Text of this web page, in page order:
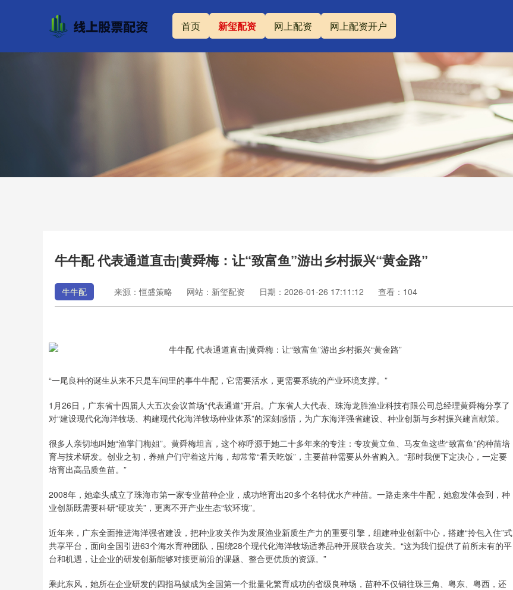
首页 新玺配资 网上配资 网上配资开户
牛牛配 代表通道直击|黄舜梅：让“致富鱼”游出乡村振兴“黄金路”
牛牛配 来源：恒盛策略 网站：新玺配资 日期：2026-01-26 17:11:12 查看：104
“一尾良种的诞生从来不只是车间里的事牛牛配，它需要活水，更需要系统的产业环境支撑。”
1月26日，广东省十四届人大五次会议首场“代表通道”开启。广东省人大代表、珠海龙胜渔业科技有限公司总经理黄舜梅分享了
对“建设现代化海洋牧场、构建现代化海洋牧场种业体系”的深刻感悟，为广东海洋强省建设、种业创新与乡村振兴建言献策。
很多人亲切地叫她“渔掌门梅姐”。黄舜梅坦言，这个称呼源于她二十多年来的专注：专攻黄立鱼、马友鱼这些“致富鱼”的种苗培
育与技术研发。创业之初，养殖户们守着这片海，却常常“看天吃饭”，主要苗种需要从外省购入。“那时我便下定决心，一定要
培育出高品质鱼苗。”
2008年，她牵头成立了珠海市第一家专业苗种企业，成功培育出20多个名特优水产种苗。一路走来牛牛配，她愈发体会到，种
业创新既需要科研“硬攻关”，更离不开产业生态“软环境”。
近年来，广东全面推进海洋强省建设，把种业攻关作为发展渔业新质生产力的重要引擎，组建种业创新中心，搭建“拎包入住”式
共享平台，面向全国引进63个海水育种团队，围绕28个现代化海洋牧场适养品种开展联合攻关。“这为我们提供了前所未有的平
台和机遇，让企业的研发创新能够对接更前沿的课题、整合更优质的资源。”
乘此东风，她所在企业研发的四指马鲅成为全国第一个批量化繁育成功的省级良种场，苗种不仅销往珠三角、粤东、粤西，还
深证成指 14295.08 184.96 1.31%